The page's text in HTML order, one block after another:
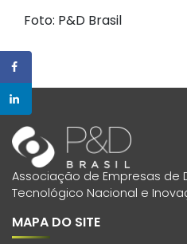
Foto: P&D Brasil
Associação de Empresas de
Tecnológico Nacional e
MAPA DO SITE